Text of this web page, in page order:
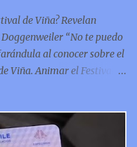
un capítulo importante en
de Viña? Revelan
“No te puedo
al conocer sobre el
Viña. Animar el Festival
Doggenweiler y su
los animadores del